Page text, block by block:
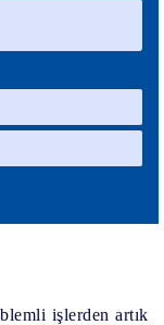
işlerden artık